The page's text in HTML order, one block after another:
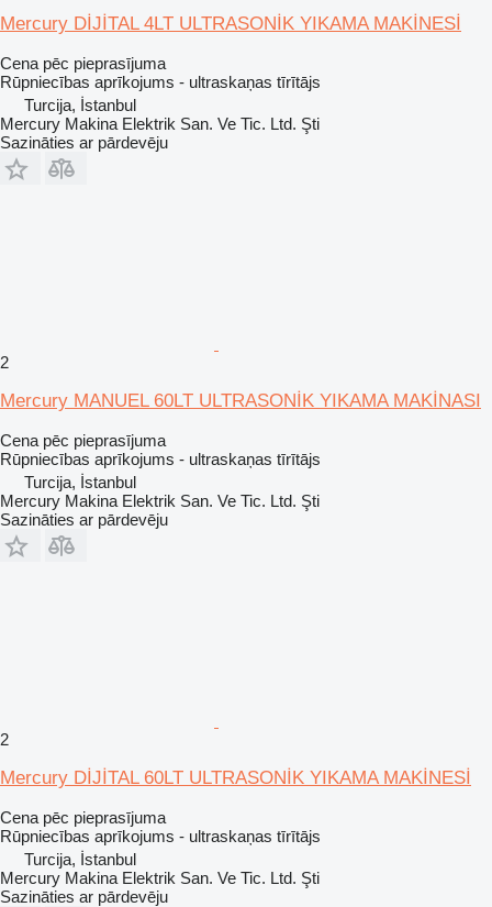
Mercury DİJİTAL 4LT ULTRASONİK YIKAMA MAKİNESİ
Cena pēc pieprasījuma
Rūpniecības aprīkojums - ultraskaņas tīrītājs
Turcija, İstanbul
Mercury Makina Elektrik San. Ve Tic. Ltd. Şti
Sazināties ar pārdevēju
2
Mercury MANUEL 60LT ULTRASONİK YIKAMA MAKİNASI
Cena pēc pieprasījuma
Rūpniecības aprīkojums - ultraskaņas tīrītājs
Turcija, İstanbul
Mercury Makina Elektrik San. Ve Tic. Ltd. Şti
Sazināties ar pārdevēju
2
Mercury DİJİTAL 60LT ULTRASONİK YIKAMA MAKİNESİ
Cena pēc pieprasījuma
Rūpniecības aprīkojums - ultraskaņas tīrītājs
Turcija, İstanbul
Mercury Makina Elektrik San. Ve Tic. Ltd. Şti
Sazināties ar pārdevēju